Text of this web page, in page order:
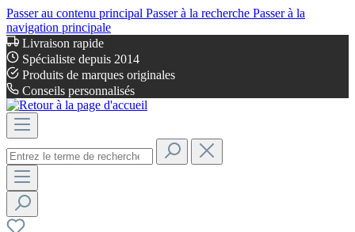
Passer au contenu principal Passer à la recherche Passer à la
navigation principale
Livraison rapide
Spécialiste depuis 2014
Produits de marques originales
Conseils personnalisés